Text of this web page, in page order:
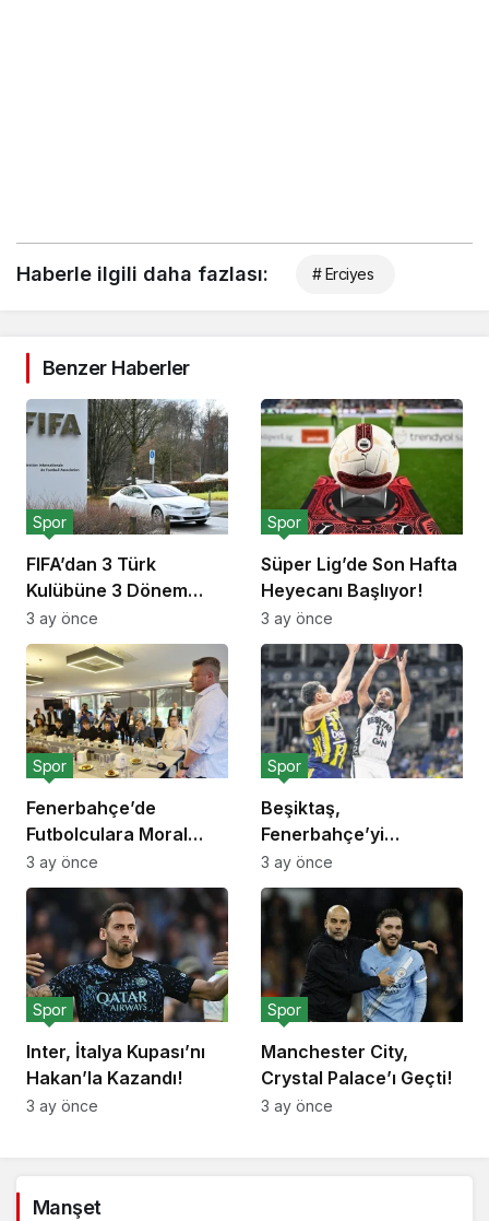
Haberle ilgili daha fazlası: # Erciyes
Benzer Haberler
FIFA’dan 3 Türk
Kulübüne 3 Dönem
Transfer Yasağı!
Spor
3 ay önce
Süper Lig’de Son Hafta
Heyecanı Başlıyor!
Spor
3 ay önce
Fenerbahçe’de
Futbolculara Moral
Yemeği!
Spor
3 ay önce
Beşiktaş,
Fenerbahçe’yi
Deplasmanda Yendi!
Spor
3 ay önce
Inter, İtalya Kupası’nı
Hakan’la Kazandı!
Spor
3 ay önce
Manchester City,
Crystal Palace’ı Geçti!
Spor
3 ay önce
Manşet